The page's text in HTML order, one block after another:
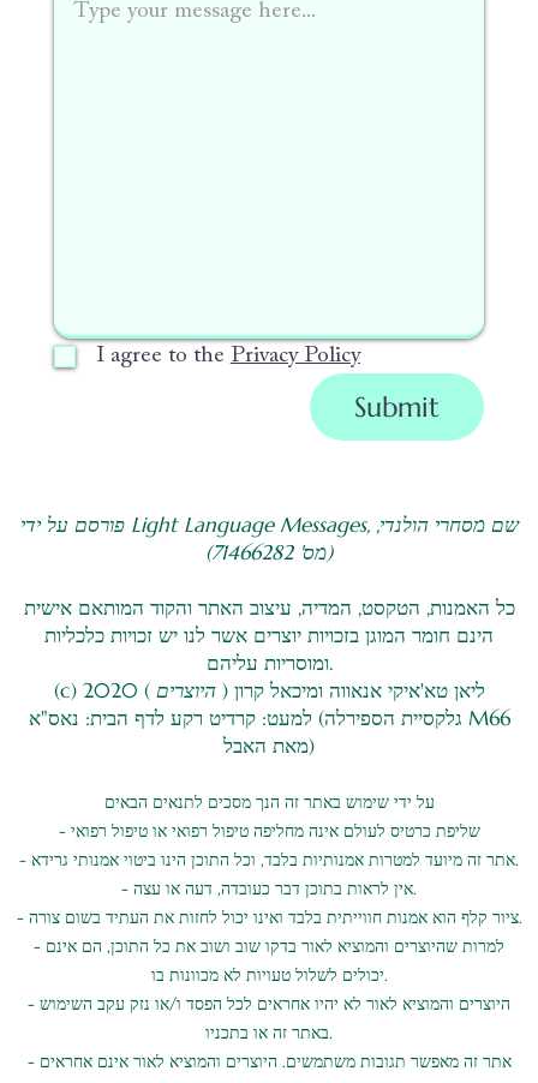
Submit
I agree to the Privacy Policy
פורסם על ידי Light Language Messages, שם מסחרי הולנדי,
(מס' 71466282)
כל האמנות, הטקסט, המדיה, עיצוב האתר והקוד המותאם אישית
הינם חומר המוגן בזכויות יוצרים אשר לנו יש זכויות כלכליות
ומוסריות עליהם.
(c) 2020 ליאן טא'איקי אנאווה ומיכאל קרון (היוצרים )
למעט: קרדיט רקע לדף הבית: נאס"א (גלקסיית הספירלה M66
מאת האבל)
על ידי שימוש באתר זה הנך מסכים לתנאים הבאים
- שליפת כרטיס לעולם אינה מחליפה טיפול רפואי או טיפול רפואי
- אתר זה מיועד למטרות אמנותיות בלבד, וכל התוכן הינו ביטוי אמנותי גרידא.
- אין לראות בתוכן דבר כעובדה, דעה או עצה.
- ציור קלף הוא אמנות חווייתית בלבד ואינו יכול לחזות את העתיד בשום צורה.
- למרות שהיוצרים והמוציא לאור בדקו שוב ושוב את כל התוכן, הם אינם
יכולים לשלול טעויות לא מכוונות בו.
- היוצרים והמוציא לאור לא יהיו אחראים לכל הפסד ו/או נזק עקב השימוש
באתר זה או בתכניו.
- אתר זה מאפשר תגובות משתמשים. היוצרים והמוציא לאור אינם אחראים